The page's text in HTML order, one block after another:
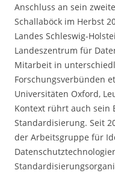
Anschluss an sein
Schallaböck im Herbst
Landes Schleswig-
Landeszentrum für
Mitarbeit in
Forschungsverbünden
Universitäten Oxford,
Kontext rührt auch sein
Standardisierung. Seit
der Arbeitsgruppe für